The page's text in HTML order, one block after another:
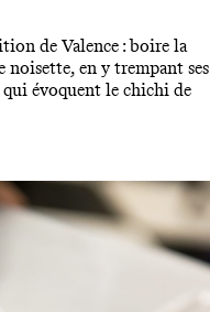
de Valence : boire la
noisette, en y trempant ses
qui évoquent le chichi de